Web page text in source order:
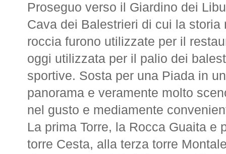
Proseguo verso il Giardino dei
Cava dei Balestrieri di cui la storia
roccia furono utilizzate per il
oggi utilizzata per il palio dei
sportive. Sosta per una Piada in
panorama e veramente molto
nel gusto e mediamente
La prima Torre, la Rocca Guaita e
torre Cesta, alla terza torre